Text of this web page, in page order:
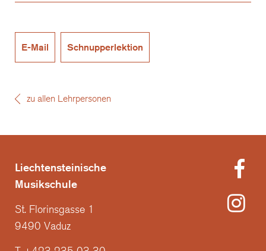
E-Mail Schnupperlektion
zu allen Lehrpersonen
Liechtensteinische
Musikschule
St. Florinsgasse 1
9490 Vaduz